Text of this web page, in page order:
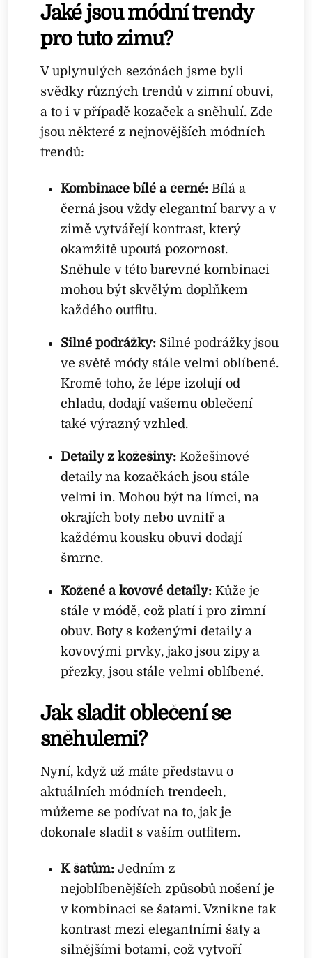
Jaké jsou módní trendy
pro tuto zimu?
V uplynulých sezónách jsme byli
svědky různých trendů v zimní obuvi,
a to i v případě kozaček a sněhulí. Zde
jsou některé z nejnovějších módních
trendů:
Kombinace bílé a černé:Bílá a
černá jsou vždy elegantní barvy a v
zimě vytvářejí kontrast, který
okamžitě upoutá pozornost.
Sněhule v této barevné kombinaci
mohou být skvělým doplňkem
každého outfitu.
Silné podrážky:Silné podrážky jsou
ve světě módy stále velmi oblíbené.
Kromě toho, že lépe izolují od
chladu, dodají vašemu oblečení
také výrazný vzhled.
Detaily z kožešiny:Kožešinové
detaily na kozačkách jsou stále
velmi in. Mohou být na límci, na
okrajích boty nebo uvnitř a
každému kousku obuvi dodají
šmrnc.
Kožené a kovové detaily:Kůže je
stále v módě, což platí i pro zimní
obuv. Boty s koženými detaily a
kovovými prvky, jako jsou zipy a
přezky, jsou stále velmi oblíbené.
Jak sladit oblečení se
sněhulemi?
Nyní, když už máte představu o
aktuálních módních trendech,
můžeme se podívat na to, jak je
dokonale sladit s vaším outfitem.
K šatům:Jedním z
nejoblíbenějších způsobů nošení je
v kombinaci se šatami. Vznikne tak
kontrast mezi elegantními šaty a
silnějšími botami, což vytvoří